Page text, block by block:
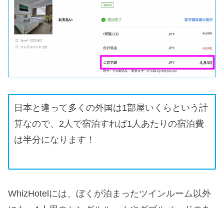
日本と違って多くの外国は1部屋いくらという計
算なので、2人で宿泊すれば1人あたりの宿泊費
は半分になります！
WhizHotelには、ぼくが泊まったツインルーム以外